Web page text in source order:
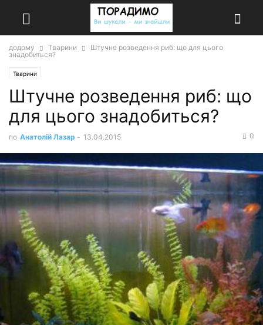
додому Тварини
Штучне розведення риб: що для цього
знадобиться?
Тварини
Штучне розведення риб: що
для цього знадобиться?
по Анатолій Лазар - 13.04.2015 0